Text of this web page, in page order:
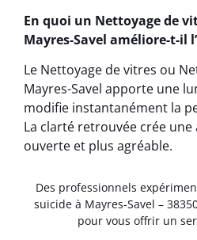
En quoi un Nettoyage de
Mayres-Savel améliore-t-il
Le Nettoyage de vitres ou
Mayres-Savel apporte une
modifie instantanément la
La clarté retrouvée crée
ouverte et plus agréable.
Des professionnels
suicide à Mayres-Savel –
pour vous offrir un